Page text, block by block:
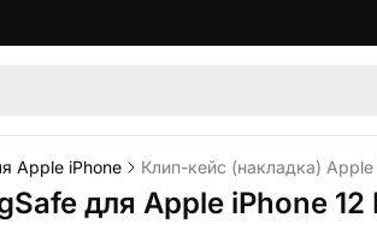
Apple iPhone Клип-кейс (накладка)
для Apple iPhone